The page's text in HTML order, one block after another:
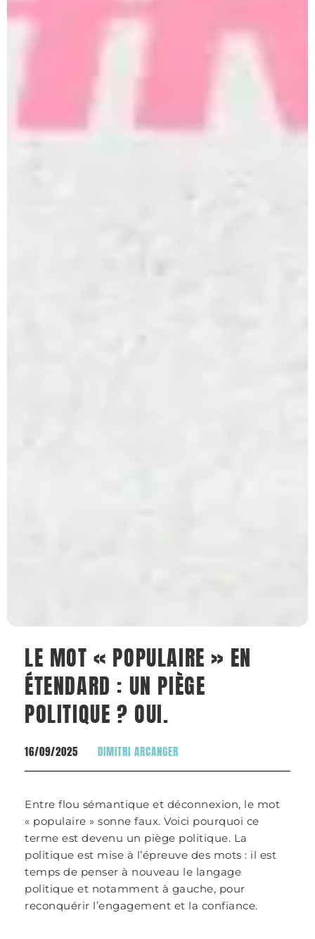
LE MOT « POPULAIRE » EN
ÉTENDARD : UN PIÈGE
POLITIQUE ? OUI.
16/09/2025 DIMITRI ARCANGER
Entre flou sémantique et déconnexion, le mot
« populaire » sonne faux. Voici pourquoi ce
terme est devenu un piège politique. La
politique est mise à l’épreuve des mots : il est
temps de penser à nouveau le langage
politique et notamment à gauche, pour
reconquérir l’engagement et la confiance.